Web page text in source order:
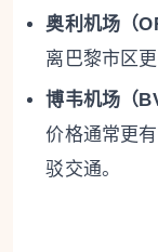
奥利机场（
离巴黎市区更
博韦机场（
价格通常更
驳交通。